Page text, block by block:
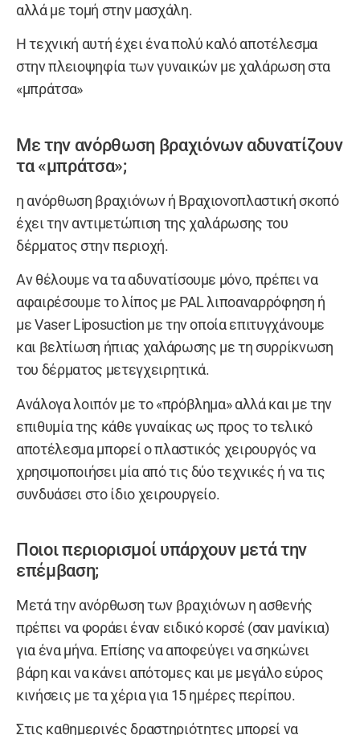
αλλά με τομή στην μασχάλη.
Η τεχνική αυτή έχει ένα πολύ καλό αποτέλεσμα
στην πλειοψηφία των γυναικών με χαλάρωση στα
«μπράτσα»
Με την ανόρθωση βραχιόνων αδυνατίζουν
τα «μπράτσα»;
η ανόρθωση βραχιόνων ή Βραχιονοπλαστική σκοπό
έχει την αντιμετώπιση της χαλάρωσης του
δέρματος στην περιοχή.
Αν θέλουμε να τα αδυνατίσουμε μόνο, πρέπει να
αφαιρέσουμε το λίπος με PAL λιποαναρρόφηση ή
με Vaser Liposuction με την οποία επιτυγχάνουμε
και βελτίωση ήπιας χαλάρωσης με τη συρρίκνωση
του δέρματος μετεγχειρητικά.
Ανάλογα λοιπόν με το «πρόβλημα» αλλά και με την
επιθυμία της κάθε γυναίκας ως προς το τελικό
αποτέλεσμα μπορεί ο πλαστικός χειρουργός να
χρησιμοποιήσει μία από τις δύο τεχνικές ή να τις
συνδυάσει στο ίδιο χειρουργείο.
Ποιοι περιορισμοί υπάρχουν μετά την
επέμβαση;
Μετά την ανόρθωση των βραχιόνων η ασθενής
πρέπει να φοράει έναν ειδικό κορσέ (σαν μανίκια)
για ένα μήνα. Επίσης να αποφεύγει να σηκώνει
βάρη και να κάνει απότομες και με μεγάλο εύρος
κινήσεις με τα χέρια για 15 ημέρες περίπου.
Στις καθημερινές δραστηριότητες μπορεί να